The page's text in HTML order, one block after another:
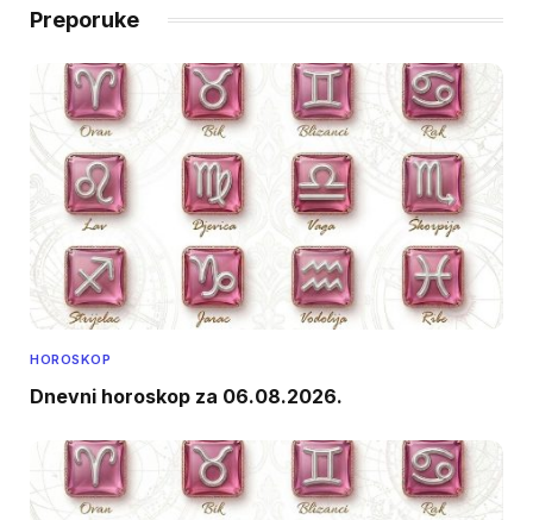
Preporuke
HOROSKOP
Dnevni horoskop za 06.08.2026.